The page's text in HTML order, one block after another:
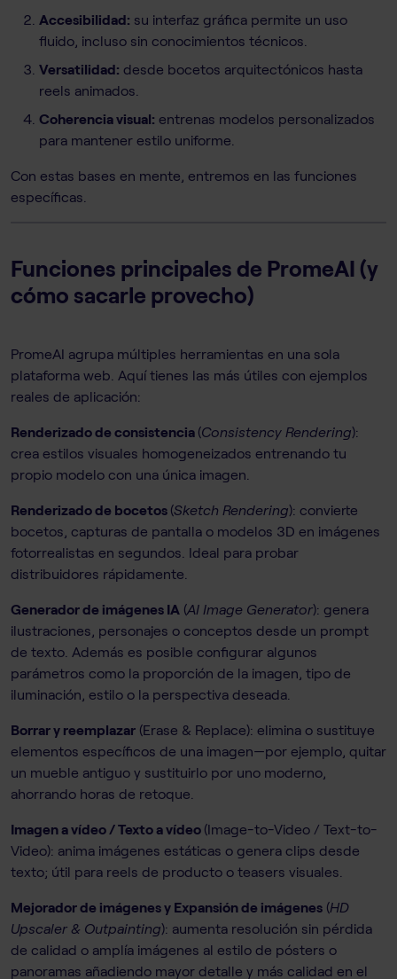
Accesibilidad: su interfaz gráfica permite un uso
fluido, incluso sin conocimientos técnicos.
Versatilidad: desde bocetos arquitectónicos hasta
reels animados.
Coherencia visual: entrenas modelos personalizados
para mantener estilo uniforme.
Con estas bases en mente, entremos en las funciones
específicas.
Funciones principales de PromeAI (y
cómo sacarle provecho)
PromeAI agrupa múltiples herramientas en una sola
plataforma web. Aquí tienes las más útiles con ejemplos
reales de aplicación:
Renderizado de consistencia (Consistency Rendering):
crea estilos visuales homogeneizados entrenando tu
propio modelo con una única imagen.
Renderizado de bocetos (Sketch Rendering): convierte
bocetos, capturas de pantalla o modelos 3D en imágenes
fotorrealistas en segundos. Ideal para probar
distribuidores rápidamente.
Generador de imágenes IA (AI Image Generator): genera
ilustraciones, personajes o conceptos desde un prompt
de texto. Además es posible configurar algunos
parámetros como la proporción de la imagen, tipo de
iluminación, estilo o la perspectiva deseada.
Borrar y reemplazar (Erase & Replace): elimina o sustituye
elementos específicos de una imagen—por ejemplo, quitar
un mueble antiguo y sustituirlo por uno moderno,
ahorrando horas de retoque.
Imagen a vídeo / Texto a vídeo (Image-to-Video / Text-to-
Video): anima imágenes estáticas o genera clips desde
texto; útil para reels de producto o teasers visuales.
Mejorador de imágenes y Expansión de imágenes (HD
Upscaler & Outpainting): aumenta resolución sin pérdida
de calidad o amplía imágenes al estilo de pósters o
panoramas añadiendo mayor detalle y más calidad en el